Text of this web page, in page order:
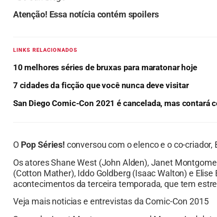
Atenção! Essa notícia contém spoilers
LINKS RELACIONADOS
10 melhores séries de bruxas para maratonar hoje
7 cidades da ficção que você nunca deve visitar
San Diego Comic-Con 2021 é cancelada, mas contará
O Pop Séries! conversou com o elenco e o co-criador,
Os atores Shane West (John Alden), Janet
(Cotton Mather), Iddo Goldberg (Isaac Walton) e
acontecimentos da terceira temporada, que tem
Veja mais noticias e entrevistas da Comic-Con 2015